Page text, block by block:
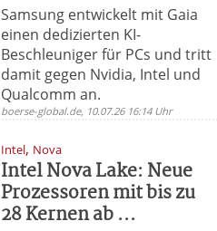
Samsung entwickelt mit Gaia
einen dedizierten KI-
Beschleuniger für PCs und tritt
damit gegen Nvidia, Intel und
Qualcomm an.
boerse-global.de, 10.07.26 16:14 Uhr
Intel, Nova
Intel Nova Lake: Neue
Prozessoren mit bis zu
28 Kernen ab ...